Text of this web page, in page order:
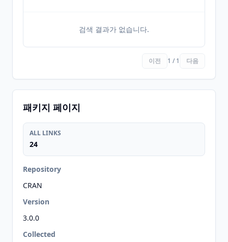
검색 결과가 없습니다.
이전 1 / 1 다음
패키지 페이지
ALL LINKS
24
Repository
CRAN
Version
3.0.0
Collected